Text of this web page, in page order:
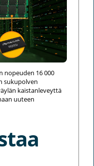
nopeuden 16 000
sukupolven
kaistanleveyttä
uuteen